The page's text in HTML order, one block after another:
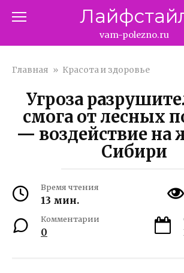
vam-polezno.ru
Главная » Красота и здоровье
Угроза
смога от лесных
— воздействие на
Сибири
Время чтения
13 мин.
Комментарии
0